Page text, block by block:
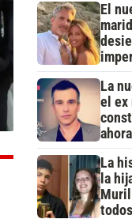
El
La
el ex
La
la